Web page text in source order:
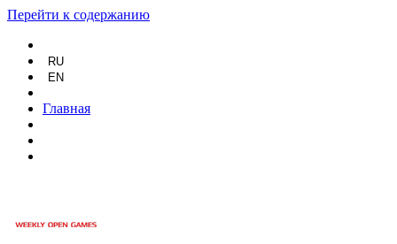
Перейти к содержанию
RU
EN
Главная